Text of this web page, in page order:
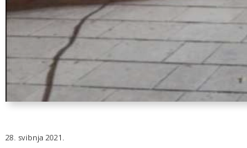
28. svibnja 2021.